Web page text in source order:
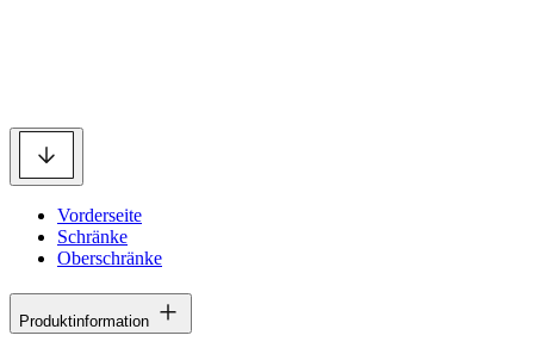
Vorderseite
Schränke
Oberschränke
Produktinformation